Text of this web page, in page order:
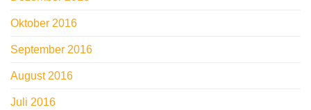
Oktober 2016
September 2016
August 2016
Juli 2016